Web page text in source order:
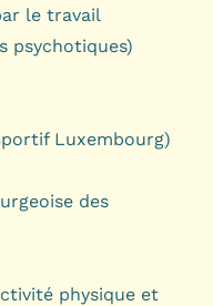
le travail
psychotiques)
Luxembourg)
des
physique et